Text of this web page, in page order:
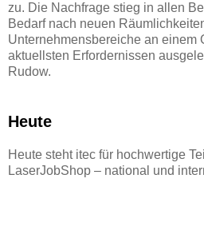
zu. Die Nachfrage stieg in allen
Bedarf nach neuen
Unternehmensbereiche an einem
aktuellsten Erfordernissen
Rudow.
Heute
Heute steht itec für hochwertige
LaserJobShop – national und